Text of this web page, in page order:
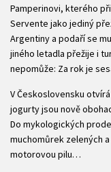
Pamperinovi, kterého
Servente jako jediný
Argentiny a podaří se
jiného letadla přežije i
nepomůže: Za rok je
V Československu
jogurty jsou nově
Do mykologických
muchomůrek zelených
motorovou pilu…